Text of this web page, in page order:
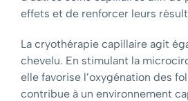
effets et de renforcer leurs
La cryothérapie capillaire agit
chevelu. En stimulant la
elle favorise l’oxygénation des
contribue à un environnement